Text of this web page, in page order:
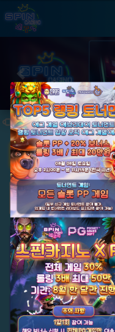
게임
Previous
★ 국내 최